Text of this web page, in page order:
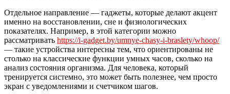
Отдельное направление — гаджеты, которые делают акцент
именно на восстановлении, сне и физиологических
показателях. Например, в этой категории можно
рассматривать https://i-gadget.by/umnye-chasy-i-braslety/whoop/
— такие устройства интересны тем, что ориентированы не
столько на классические функции умных часов, сколько на
анализ состояния организма. Для человека, который
тренируется системно, это может быть полезнее, чем просто
экран с уведомлениями и счетчиком шагов.